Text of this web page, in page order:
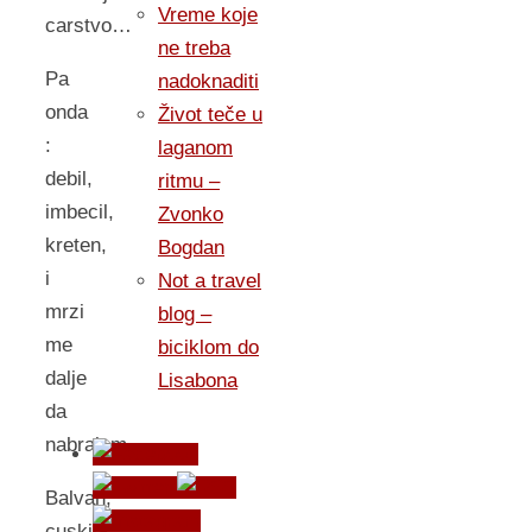
carstvo…
Pa
onda
:
debil,
imbecil,
kreten,
i
mrzi
me
dalje
da
nabrajam…
Balvan,
Vreme koje
ne treba
nadoknaditi
Život teče u
laganom
ritmu –
Zvonko
Bogdan
Not a travel
blog –
biciklom do
Lisabona